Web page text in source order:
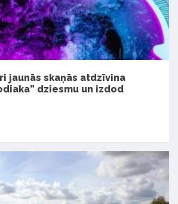
jaunās skaņās atdzīvina
dziesmu un izdod